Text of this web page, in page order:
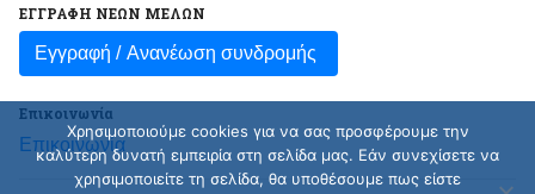
ΕΓΓΡΑΦΗ ΝΕΩΝ ΜΕΛΩΝ
Εγγραφή / Ανανέωση συνδρομής
Επικοινωνία
Επικοινωνία
Χρησιμοποιούμε cookies για να σας προσφέρουμε την
καλύτερη δυνατή εμπειρία στη σελίδα μας. Εάν συνεχίσετε να
χρησιμοποιείτε τη σελίδα, θα υποθέσουμε πως είστε